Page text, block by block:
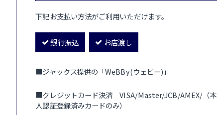
下記お支払い方法がご利用いただけます。
銀行振込 お店渡し
■ジャックス提供の「WeBBy(ウェビー)」
■クレジットカード決済 VISA/Master/JCB/AMEX/（本
人認証登録済みカードのみ）